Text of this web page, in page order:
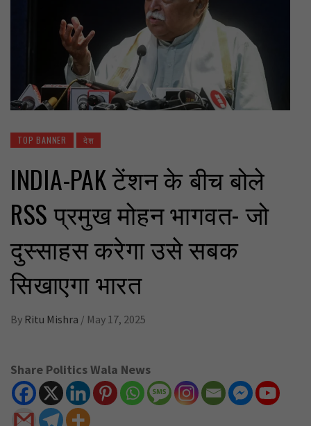
TOP BANNER देश
INDIA-PAK टेंशन के बीच बोले
RSS प्रमुख मोहन भागवत- जो
दुस्साहस करेगा उसे सबक
सिखाएगा भारत
By Ritu Mishra / May 17, 2025
Share Politics Wala News